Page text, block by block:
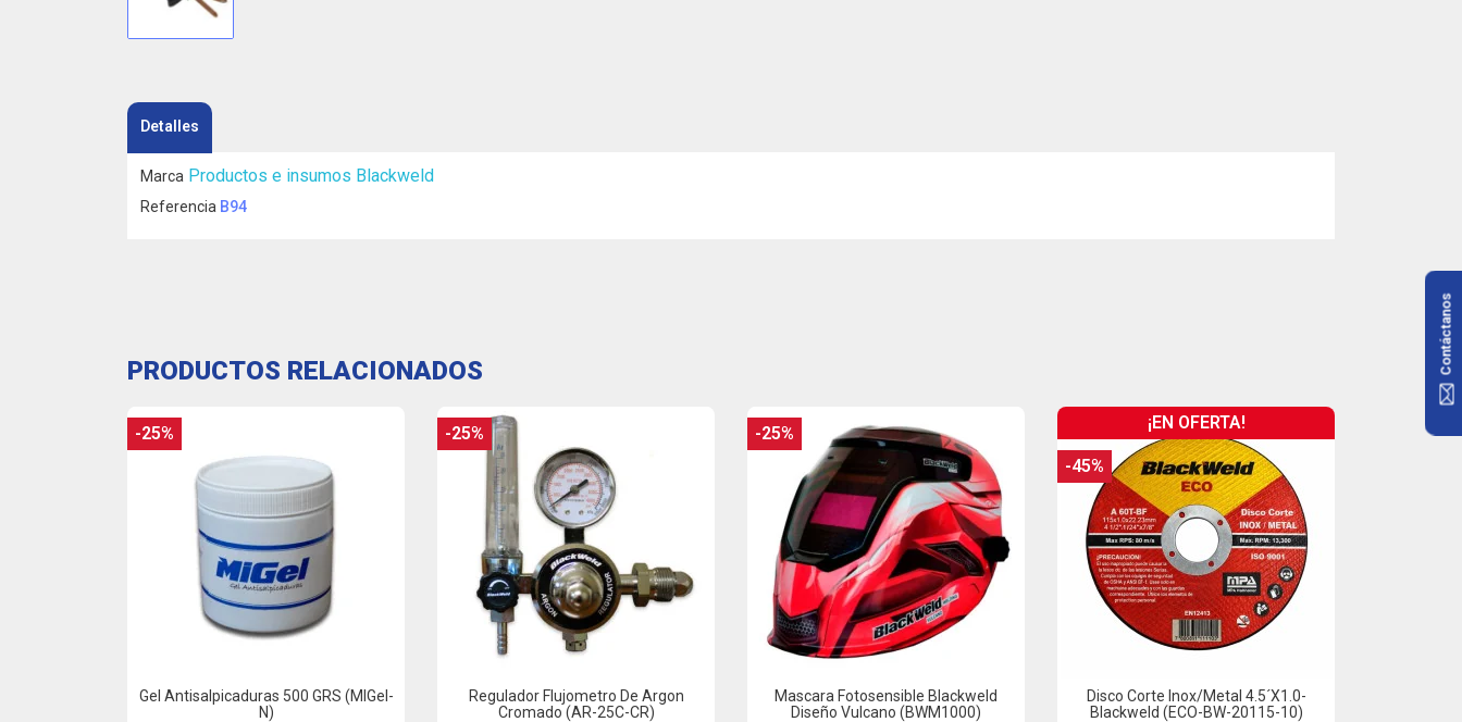
PRODUCTOS RELACIONADOS
Gel Antisalpicaduras 500 GRS (MIGel-
N)
-25%
Regulador Flujometro De Argon
Cromado (AR-25C-CR)
-25%
Mascara Fotosensible Blackweld
Diseño Vulcano (BWM1000)
-25%
Disco Corte Inox/Metal 4.5´x1.0-
Blackweld (ECO-BW-20115-10)
¡EN OFERTA!
-45%
Detalles
Marca Productos e insumos Blackweld
Referencia B94
Contáctanos